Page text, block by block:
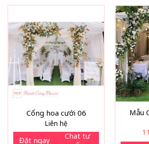
Cổng hoa cưới 06
Liên hệ
Đặt ngay
Chat tư
Mẫu